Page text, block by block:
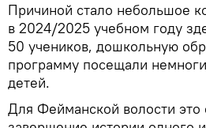
Причиной стало небольшое
в 2024/2025 учебном году
50 учеников, дошкольную
программу посещали
детей.
Для Фейманской волости это